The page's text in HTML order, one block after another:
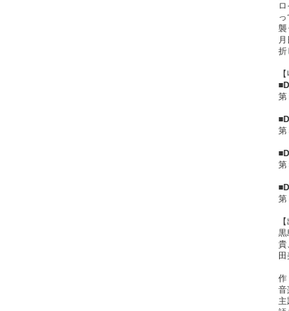
襲
折
第
第
第
第
黒
貴
作
音
主